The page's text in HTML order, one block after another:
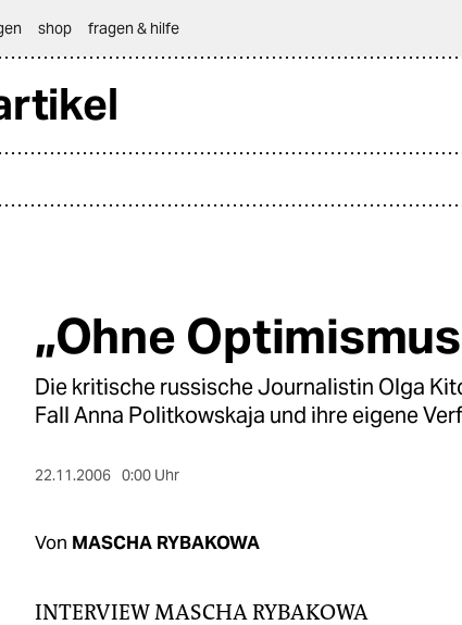
shop fragen & hilfe
„Ohne
Die kritische russische Journalistin Olga
Fall Anna Politkowskaja und ihre eigene
22.11.2006 0:00 Uhr
Von MASCHA RYBAKOWA
INTERVIEWMASCHA RYBAKOWA